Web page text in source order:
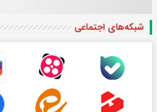
شبکه‌های اجتماعی